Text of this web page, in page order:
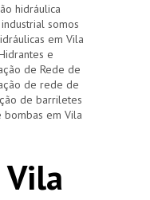
hidráulica
somos
em Vila
e
de Rede de
de rede de
de barriletes
bombas em Vila
Vila